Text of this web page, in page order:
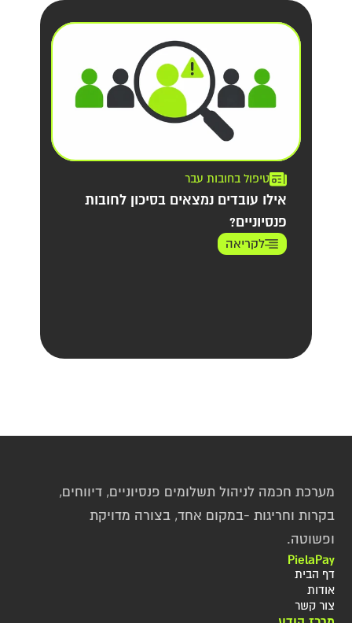
טיפול בחובות עבר
אילו עובדים נמצאים בסיכון לחובות
פנסיוניים?
לקריאה
ופשוטה.
PielaPay
דף הבית
אודות
צור קשר